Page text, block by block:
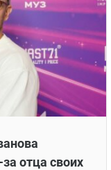
отца своих